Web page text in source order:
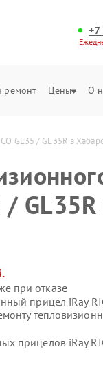
ремонт Цены О
GL35 / GL35R в
/ GL35R
при отказе
прицел iRay
прицелов iRay